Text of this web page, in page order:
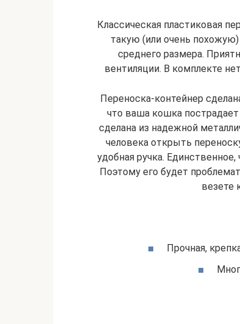
Классическая пластиковая
такую (или очень
среднего размера.
вентиляции. В комплекте
Переноска-контейнер
что ваша кошка
сделана из надежной
человека открыть
удобная ручка.
Поэтому его будет
везете
Прочная,